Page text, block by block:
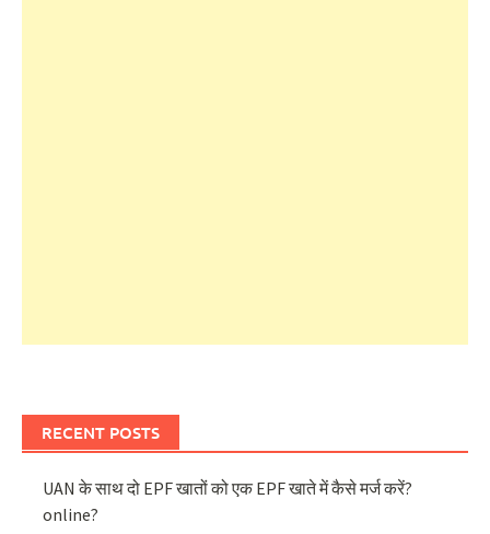
RECENT POSTS
UAN के साथ दो EPF खातों को एक EPF खाते में कैसे मर्ज करें?
online?